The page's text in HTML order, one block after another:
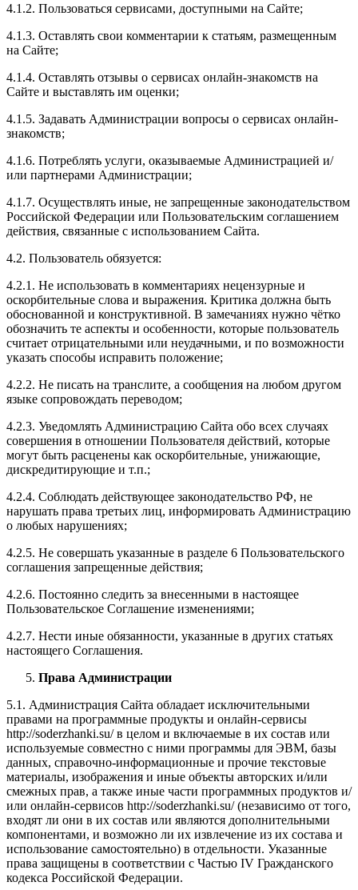
4.1.2. Пользоваться сервисами, доступными на Сайте;
4.1.3. Оставлять свои комментарии к статьям, размещенным
на Сайте;
4.1.4. Оставлять отзывы о сервисах онлайн-знакомств на
Сайте и выставлять им оценки;
4.1.5. Задавать Администрации вопросы о сервисах онлайн-
знакомств;
4.1.6. Потреблять услуги, оказываемые Администрацией и/
или партнерами Администрации;
4.1.7. Осуществлять иные, не запрещенные законодательством
Российской Федерации или Пользовательским соглашением
действия, связанные с использованием Сайта.
4.2. Пользователь обязуется:
4.2.1. Не использовать в комментариях нецензурные и
оскорбительные слова и выражения. Критика должна быть
обоснованной и конструктивной. В замечаниях нужно чётко
обозначить те аспекты и особенности, которые пользователь
считает отрицательными или неудачными, и по возможности
указать способы исправить положение;
4.2.2. Не писать на транслите, а сообщения на любом другом
языке сопровождать переводом;
4.2.3. Уведомлять Администрацию Сайта обо всех случаях
совершения в отношении Пользователя действий, которые
могут быть расценены как оскорбительные, унижающие,
дискредитирующие и т.п.;
4.2.4. Соблюдать действующее законодательство РФ, не
нарушать права третьих лиц, информировать Администрацию
о любых нарушениях;
4.2.5. Не совершать указанные в разделе 6 Пользовательского
соглашения запрещенные действия;
4.2.6. Постоянно следить за внесенными в настоящее
Пользовательское Соглашение изменениями;
4.2.7. Нести иные обязанности, указанные в других статьях
настоящего Соглашения.
Права Администрации
5.1. Администрация Сайта обладает исключительными
правами на программные продукты и онлайн-сервисы
http://soderzhanki.su/ в целом и включаемые в их состав или
используемые совместно с ними программы для ЭВМ, базы
данных, справочно-информационные и прочие текстовые
материалы, изображения и иные объекты авторских и/или
смежных прав, а также иные части программных продуктов и/
или онлайн-сервисов http://soderzhanki.su/ (независимо от того,
входят ли они в их состав или являются дополнительными
компонентами, и возможно ли их извлечение из их состава и
использование самостоятельно) в отдельности. Указанные
права защищены в соответствии с Частью IV Гражданского
кодекса Российской Федерации.